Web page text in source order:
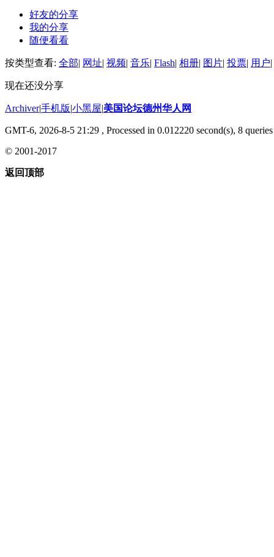
好友的分享
我的分享
随便看看
按类型查看: 全部| 网址| 视频| 音乐| Flash| 相册| 图片| 投票| 用户|
现在还没分享
Archiver|手机版|小黑屋|美国论坛德州华人网
GMT-6, 2026-8-5 21:29 , Processed in 0.012220 second(s), 8
© 2001-2017
返回顶部